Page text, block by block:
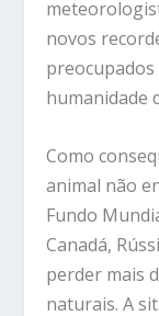
novos
humanidade
Como
animal não
Fundo
Canadá,
perder mais
naturais. A